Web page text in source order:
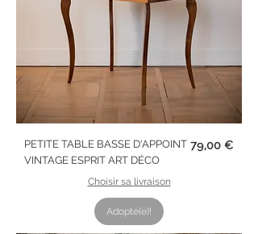
PETITE TABLE BASSE D'APPOINT
VINTAGE ESPRIT ART DÉCO
Prix
79,00 €
Choisir sa livraison
Adopté(e)!